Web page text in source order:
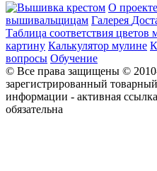
О проекте
вышивальщицам Галерея
Таблица соответствия цветов
картину Калькулятор мулине
вопросы Обучение
© Все права защищены ©
зарегистрированный
информации - активная
обязательна